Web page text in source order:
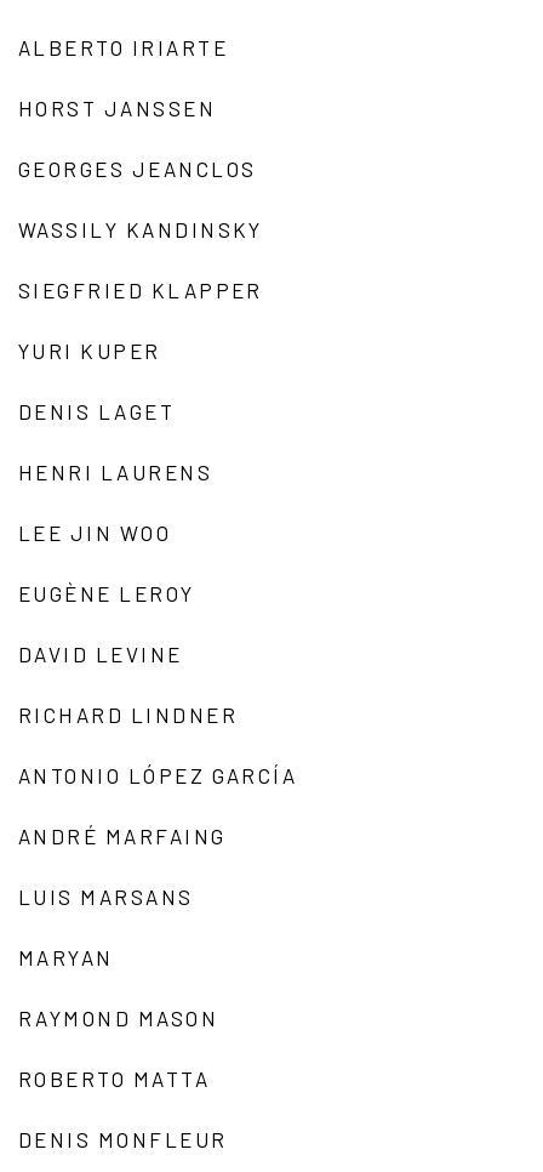
ALBERTO IRIARTE
HORST JANSSEN
GEORGES JEANCLOS
WASSILY KANDINSKY
SIEGFRIED KLAPPER
YURI KUPER
DENIS LAGET
HENRI LAURENS
LEE JIN WOO
EUGÈNE LEROY
DAVID LEVINE
RICHARD LINDNER
ANTONIO LÓPEZ GARCÍA
ANDRÉ MARFAING
LUIS MARSANS
MARYAN
RAYMOND MASON
ROBERTO MATTA
DENIS MONFLEUR